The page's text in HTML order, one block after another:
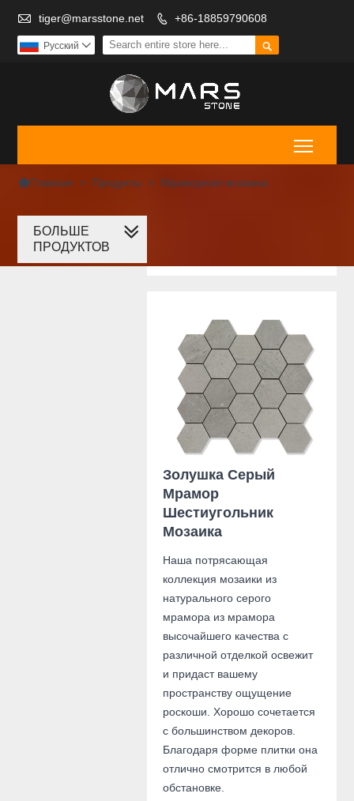
 tiger@marsstone.net  +86-18859790608

Pусский 
Главная > Продукты > Мраморная мозаика
Золушка Серый
Мрамор
Шестиугольник
Мозаика
Наша потрясающая
коллекция мозаики из
натурального серого
мрамора из мрамора
высочайшего качества с
различной отделкой освежит
и придаст вашему
пространству ощущение
роскоши. Хорошо сочетается
с большинством декоров.
Благодаря форме плитки она
отлично смотрится в любой
обстановке.
БОЛЬШЕ
ПРОДУКТОВ